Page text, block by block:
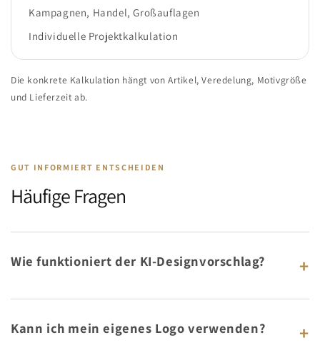
Kampagnen, Handel, Großauflagen
Individuelle Projektkalkulation
Die konkrete Kalkulation hängt von Artikel, Veredelung, Motivgröße
und Lieferzeit ab.
GUT INFORMIERT ENTSCHEIDEN
Häufige Fragen
Wie funktioniert der KI-Designvorschlag? +
Kann ich mein eigenes Logo verwenden? +